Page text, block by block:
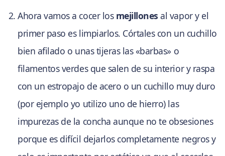
Ahora vamos a cocer los mejillones al vapor y el
primer paso es limpiarlos. Córtales con un cuchillo
bien afilado o unas tijeras las «barbas» o
filamentos verdes que salen de su interior y raspa
con un estropajo de acero o un cuchillo muy duro
(por ejemplo yo utilizo uno de hierro) las
impurezas de la concha aunque no te obsesiones
porque es difícil dejarlos completamente negros y